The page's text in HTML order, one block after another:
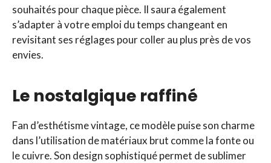
souhaités pour chaque pièce. Il saura également
s’adapter à votre emploi du temps changeant en
revisitant ses réglages pour coller au plus près de vos
envies.
Le nostalgique raffiné
Fan d’esthétisme vintage, ce modèle puise son charme
dans l’utilisation de matériaux brut comme la fonte ou
le cuivre. Son design sophistiqué permet de sublimer